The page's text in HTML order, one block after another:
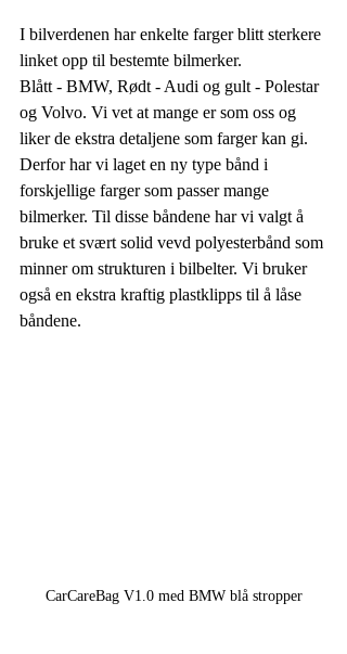
I bilverdenen har enkelte farger blitt sterkere
linket opp til bestemte bilmerker.
Blått - BMW, Rødt - Audi og gult - Polestar
og Volvo. Vi vet at mange er som oss og
liker de ekstra detaljene som farger kan gi.
Derfor har vi laget en ny type bånd i
forskjellige farger som passer mange
bilmerker. Til disse båndene har vi valgt å
bruke et svært solid vevd polyesterbånd som
minner om strukturen i bilbelter. Vi bruker
også en ekstra kraftig plastklipps til å låse
båndene.
CarCareBag V1.0 med BMW blå stropper